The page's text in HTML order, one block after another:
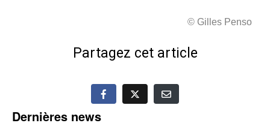
© Gilles Penso
Partagez cet article
Dernières news